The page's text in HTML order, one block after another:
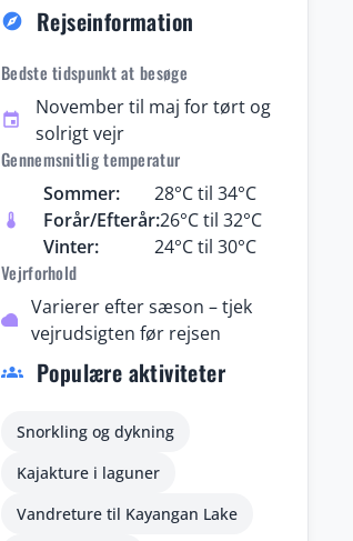
explore Rejseinformation
Bedste tidspunkt at besøge
event
November til maj for tørt og
solrigt vejr
Gennemsnitlig temperatur
thermostat
Sommer:
28°C til 34°C
Forår/Efterår:26°C til 32°C
Vinter:
24°C til 30°C
Vejrforhold
cloud
Varierer efter sæson – tjek
vejrudsigten før rejsen
groups Populære aktiviteter
Snorkling og dykning
Kajakture i laguner
Vandreture til Kayangan Lake